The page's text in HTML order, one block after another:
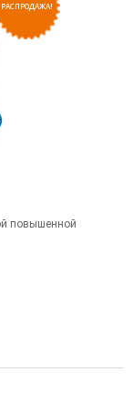
РАСПРОДАЖА!
повышенной